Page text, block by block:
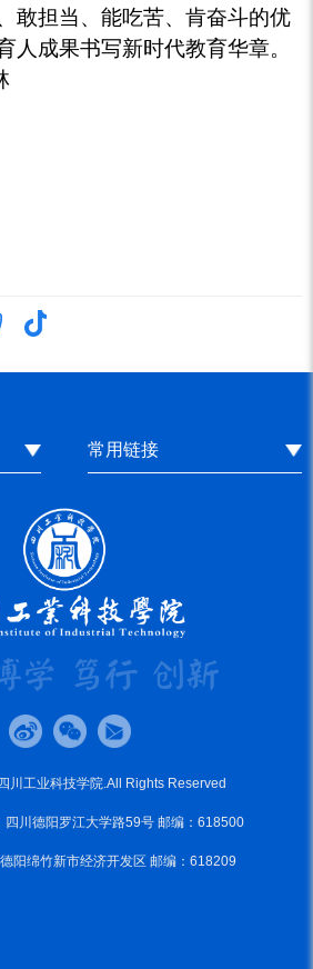
敢担当、能吃苦、肯奋斗的优
人成果书写新时代教育华章。
常用链接
川工业科技学院.All Rights Reserved
四川德阳罗江大学路59号 邮编：618500
德阳绵竹新市经济开发区 邮编：618209